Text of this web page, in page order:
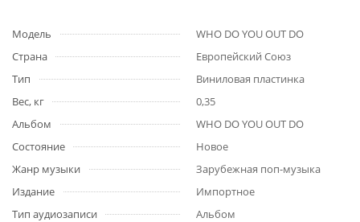
Модель
WHO DO YOU OUT DO
Страна
Европейский Союз
Тип
Виниловая пластинка
Вес, кг
0,35
Альбом
WHO DO YOU OUT DO
Состояние
Новое
Жанр музыки
Зарубежная поп-музыка
Издание
Импортное
Тип аудиозаписи
Альбом